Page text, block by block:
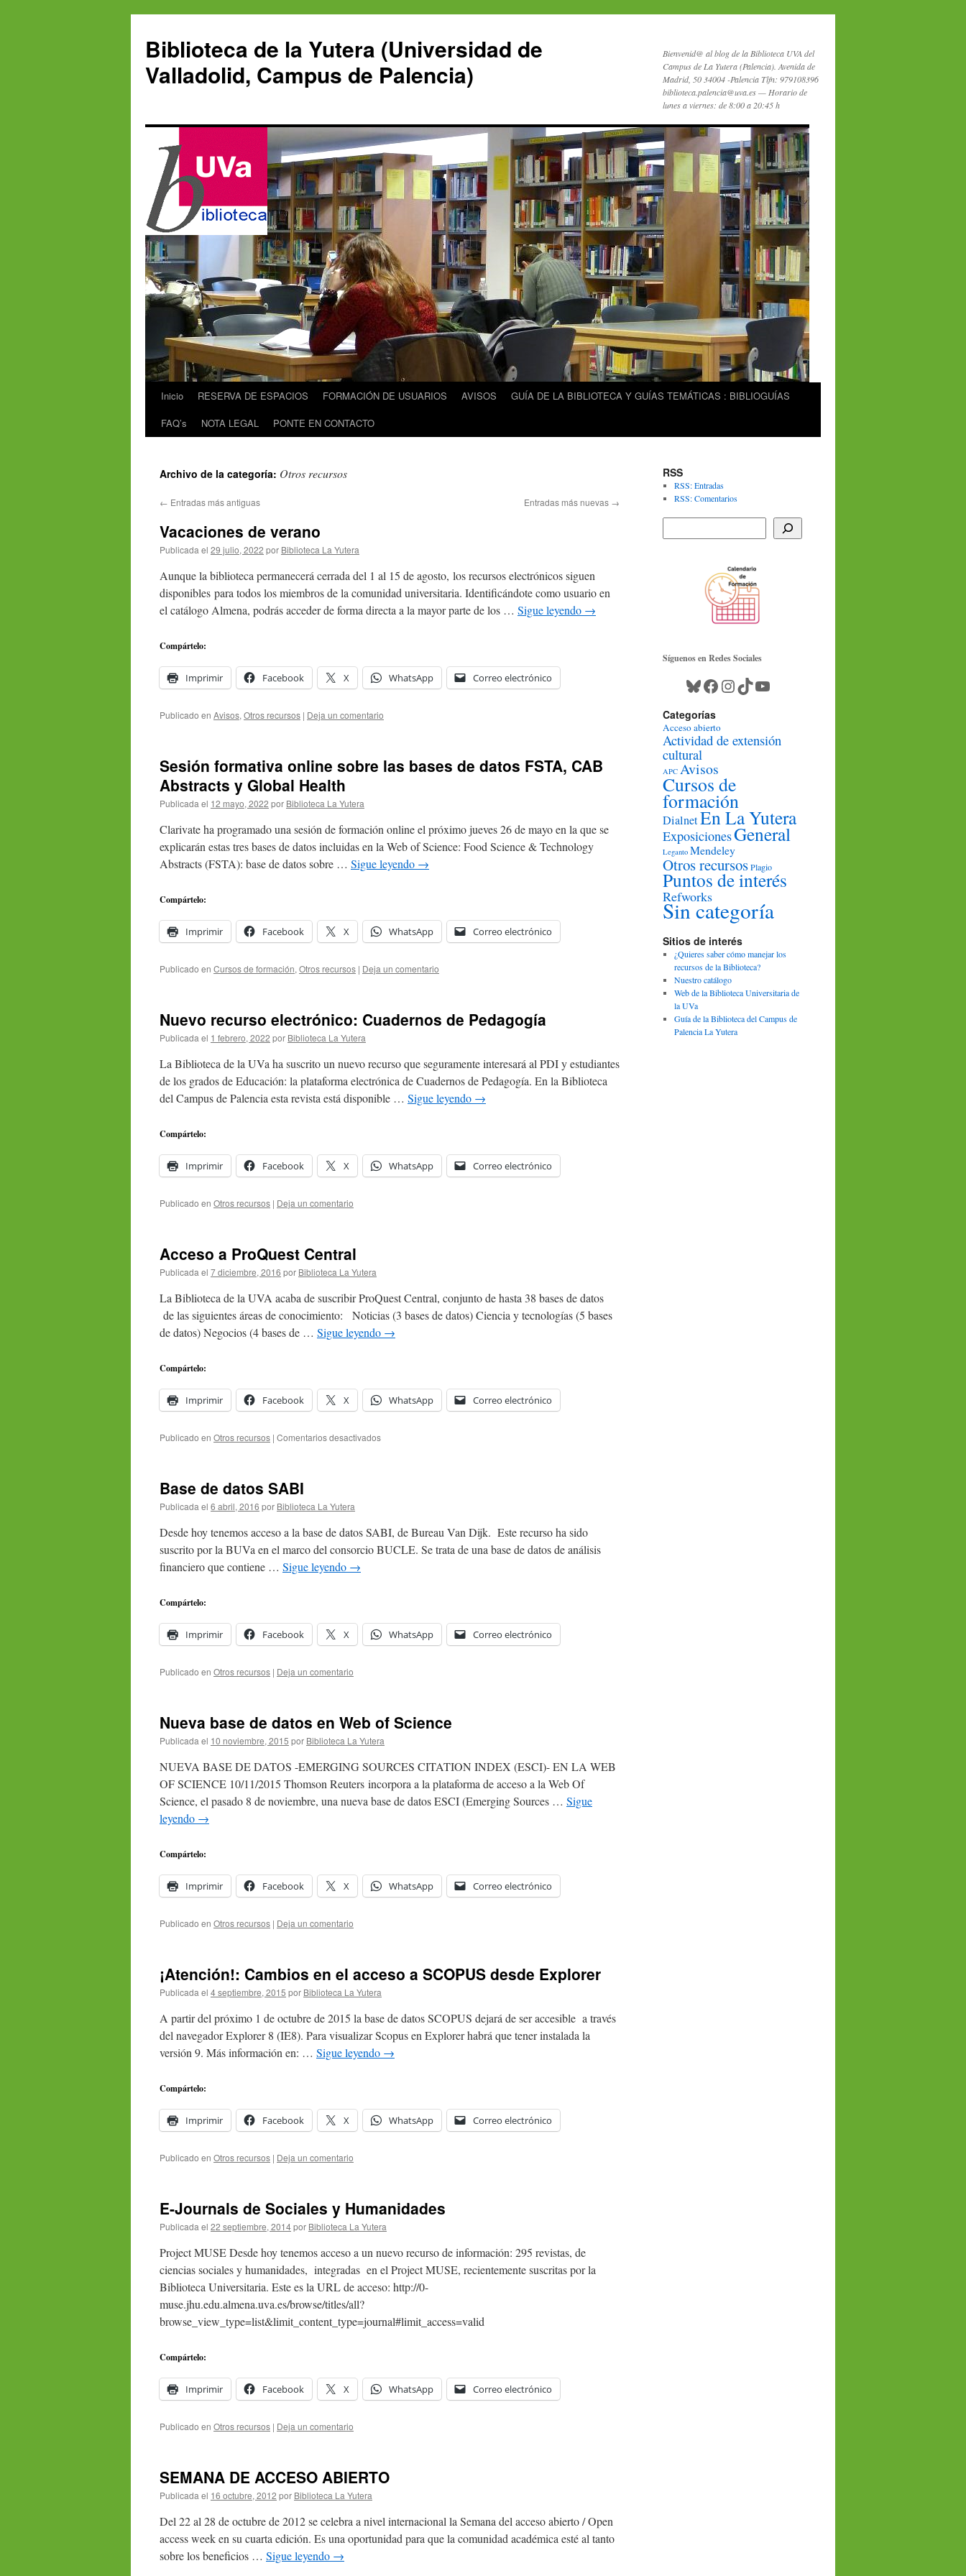
contenido
Biblioteca de la Yutera (Universidad de
Valladolid, Campus de Palencia)
Bienvenid@ al blog de la Biblioteca UVA del
Campus de La Yutera (Palencia). Avenida de
Madrid, 50 34004 -Palencia Tlfn: 979108396
biblioteca.palencia@uva.es — Horario de
lunes a viernes: de 8:00 a 20:45 h
Inicio RESERVA DE ESPACIOS FORMACIÓN DE USUARIOS AVISOS
GUÍA DE LA BIBLIOTECA Y GUÍAS TEMÁTICAS : BIBLIOGUÍAS
FAQ’s
NOTA LEGAL PONTE EN CONTACTO
Archivo de la categoría: Otros recursos
← Entradas más antiguas Entradas más nuevas →
Vacaciones de verano
Publicada el 29 julio, 2022 por Biblioteca La Yutera
Aunque la biblioteca permanecerá cerrada del 1 al 15 de agosto, los recursos electrónicos siguen
disponibles para todos los miembros de la comunidad universitaria. Identificándote como usuario en
el catálogo Almena, podrás acceder de forma directa a la mayor parte de los … Sigue leyendo →
Compártelo:
Imprimir Facebook X WhatsApp Correo electrónico
Publicado en Avisos, Otros recursos | Deja un comentario
Sesión formativa online sobre las bases de datos FSTA, CAB
Abstracts y Global Health
Publicada el 12 mayo, 2022 por Biblioteca La Yutera
Clarivate ha programado una sesión de formación online el próximo jueves 26 de mayo en la que se
explicarán estas tres bases de datos incluidas en la Web of Science: Food Science & Technology
Abstracts (FSTA): base de datos sobre … Sigue leyendo →
Compártelo:
Imprimir Facebook X WhatsApp Correo electrónico
Publicado en Cursos de formación, Otros recursos | Deja un comentario
Nuevo recurso electrónico: Cuadernos de Pedagogía
Publicada el 1 febrero, 2022 por Biblioteca La Yutera
La Biblioteca de la UVa ha suscrito un nuevo recurso que seguramente interesará al PDI y estudiantes
de los grados de Educación: la plataforma electrónica de Cuadernos de Pedagogía. En la Biblioteca
del Campus de Palencia esta revista está disponible … Sigue leyendo →
Compártelo:
Imprimir Facebook X WhatsApp Correo electrónico
Publicado en Otros recursos | Deja un comentario
Acceso a ProQuest Central
Publicada el 7 diciembre, 2016 por Biblioteca La Yutera
La Biblioteca de la UVA acaba de suscribir ProQuest Central, conjunto de hasta 38 bases de datos
de las siguientes áreas de conocimiento: Noticias (3 bases de datos) Ciencia y tecnologías (5 bases
de datos) Negocios (4 bases de … Sigue leyendo →
Compártelo:
Imprimir Facebook X WhatsApp Correo electrónico
Publicado en Otros recursos | Comentarios desactivadosen
Base de datos SABI
Publicada el 6 abril, 2016 por Biblioteca La Yutera
Desde hoy tenemos acceso a la base de datos SABI, de Bureau Van Dijk. Este recurso ha sido
suscrito por la BUVa en el marco del consorcio BUCLE. Se trata de una base de datos de análisis
financiero que contiene … Sigue leyendo →
Compártelo:
Imprimir Facebook X WhatsApp Correo electrónico
Publicado en Otros recursos | Deja un comentario
Nueva base de datos en Web of Science
Publicada el 10 noviembre, 2015 por Biblioteca La Yutera
NUEVA BASE DE DATOS -EMERGING SOURCES CITATION INDEX (ESCI)- EN LA WEB
OF SCIENCE 10/11/2015 Thomson Reuters incorpora a la plataforma de acceso a la Web Of
Science, el pasado 8 de noviembre, una nueva base de datos ESCI (Emerging Sources … Sigue
leyendo →
Compártelo:
Imprimir Facebook X WhatsApp Correo electrónico
Publicado en Otros recursos | Deja un comentario
¡Atención!: Cambios en el acceso a SCOPUS desde Explorer
Publicada el 4 septiembre, 2015 por Biblioteca La Yutera
A partir del próximo 1 de octubre de 2015 la base de datos SCOPUS dejará de ser accesible a través
del navegador Explorer 8 (IE8). Para visualizar Scopus en Explorer habrá que tener instalada la
versión 9. Más información en: … Sigue leyendo →
Compártelo:
Imprimir Facebook X WhatsApp Correo electrónico
Publicado en Otros recursos | Deja un comentario
E-Journals de Sociales y Humanidades
Publicada el 22 septiembre, 2014por Biblioteca La Yutera
Project MUSE Desde hoy tenemos acceso a un nuevo recurso de información: 295 revistas, de
ciencias sociales y humanidades, integradas en el Project MUSE, recientemente suscritas por la
Biblioteca Universitaria. Este es la URL de acceso: http://0-
muse.jhu.edu.almena.uva.es/browse/titles/all?
browse_view_type=list&limit_content_type=journal#limit_access=valid
Compártelo:
Imprimir Facebook X WhatsApp Correo electrónico
Publicado en Otros recursos | Deja un comentario
SEMANA DE ACCESO ABIERTO
Publicada el 16 octubre, 2012 por Biblioteca La Yutera
Del 22 al 28 de octubre de 2012 se celebra a nivel internacional la Semana del acceso abierto / Open
access week en su cuarta edición. Es una oportunidad para que la comunidad académica esté al tanto
sobre los beneficios … Sigue leyendo →
RSS
RSS: Entradas
RSS: Comentarios
Síguenos en Redes Sociales
Bluesky
Facebook
Instagram
TikTokYouTube
Categorías
Acceso abierto
Actividad de extensión
cultural
APC Avisos
Cursos de
formación
DialnetEn La Yutera
ExposicionesGeneral
Leganto Mendeley
Otros recursosPlagio
Puntos de interés
Refworks
Sin categoría
Sitios de interés
¿Quieres saber cómo manejar los
recursos de la Biblioteca?
Nuestro catálogo
Web de la Biblioteca Universitaria de
la UVa
Guía de la Biblioteca del Campus de
Palencia La Yutera